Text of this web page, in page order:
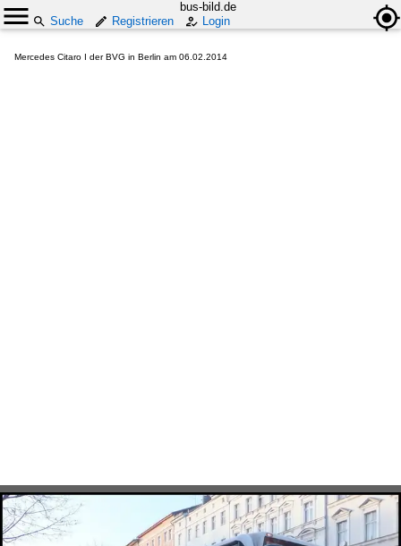
bus-bild.de
Suche
Registrieren Login
Mercedes Citaro I der BVG in Berlin am 06.02.2014